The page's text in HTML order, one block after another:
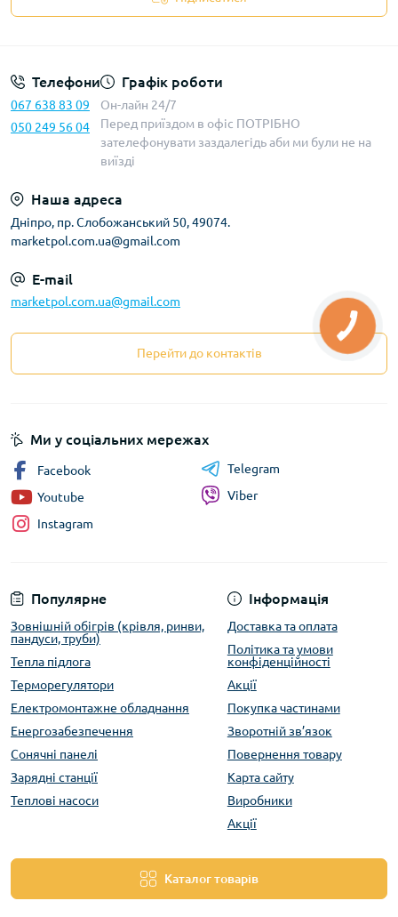
Телефони
067 638 83 09
050 249 56 04
Графік роботи
Он-лайн 24/7
Перед приїздом в офіс ПОТРІБНО
зателефонувати заздалегідь аби ми були не на
виїзді
Наша адреса
Дніпро, пр. Слобожанський 50, 49074.
marketpol.com.ua@gmail.com
E-mail
marketpol.com.ua@gmail.com
Перейти до контактів
Популярне
Зовнішній обігрів (крівля, ринви,
пандуси, труби)
Тепла підлога
Терморегулятори
Електромонтажне обладнання
Енергозабезпечення
Сонячні панелі
Зарядні станції
Теплові насоси
Інформація
Доставка та оплата
Політика та умови
конфіденційності
Акції
Покупка частинами
Зворотній зв’язок
Повернення товару
Карта сайту
Виробники
Акції
Каталог товарів
Ми у соціальних мережах
Facebook
Youtube
Instagram
Telegram
Viber